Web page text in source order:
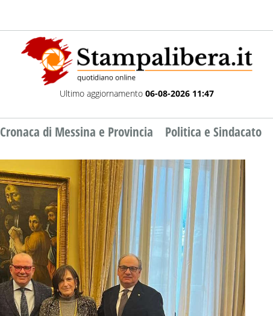
Ultimo aggiornamento 06-08-2026 11:47
Cronaca di Messina e Provincia Politica e Sindacato